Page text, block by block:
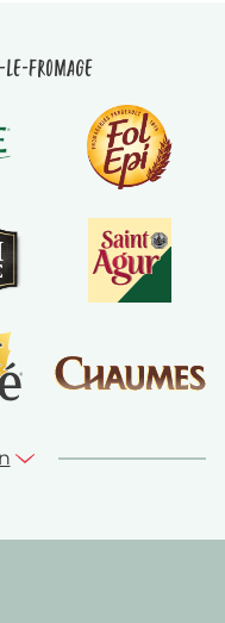
le-fromage